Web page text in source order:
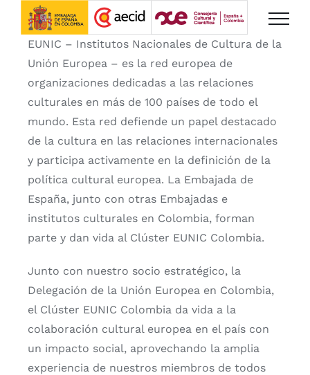
Saltar
contenidoEUNIC – Institutos Nacionales de Cultura de la
Unión Europea – es la red europea de
organizaciones dedicadas a las relaciones
culturales en más de 100 países de todo el
mundo. Esta red defiende un papel destacado
de la cultura en las relaciones internacionales
y participa activamente en la definición de la
política cultural europea. La Embajada de
España, junto con otras Embajadas e
institutos culturales en Colombia, forman
parte y dan vida al Clúster EUNIC Colombia.
Junto con nuestro socio estratégico, la
Delegación de la Unión Europea en Colombia,
el Clúster EUNIC Colombia da vida a la
colaboración cultural europea en el país con
un impacto social, aprovechando la amplia
experiencia de nuestros miembros de todos